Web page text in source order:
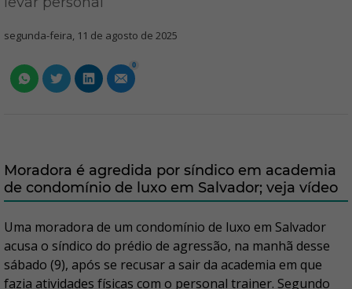
segunda-feira, 11 de agosto de 2025
0
Moradora é agredida por síndico em academia
de condomínio de luxo em Salvador; veja vídeo
Uma moradora de um condomínio de luxo em Salvador
acusa o síndico do prédio de agressão, na manhã desse
sábado (9), após se recusar a sair da academia em que
fazia atividades físicas com o personal trainer. Segundo